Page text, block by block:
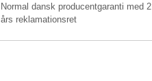
Normal dansk producentgaranti med 2
års reklamationsret